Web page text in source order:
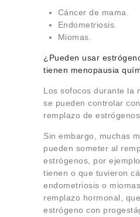
Cáncer de mama.
Endometriosis.
Miomas.
¿Pueden usar
tienen menopausia
Los sofocos durante la
se pueden controlar
remplazo de estrógenos.
Sin embargo, muchas
pueden someter al
estrógenos, por
tienen o que tuvieron
endometriosis o
remplazo hormonal,
estrógeno con